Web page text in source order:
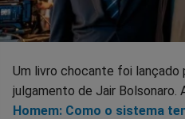
Um livro chocante foi lançado
julgamento de Jair Bolsonaro.
Homem: Como o sistema